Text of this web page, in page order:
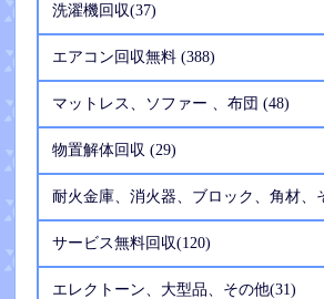
洗濯機回収(37)
エアコン回収無料 (388)
マットレス、ソファー 、布団 (48)
物置解体回収 (29)
耐火金庫、消火器、ブロック、角材、
サービス無料回収(120)
エレクトーン、大型品、その他(31)